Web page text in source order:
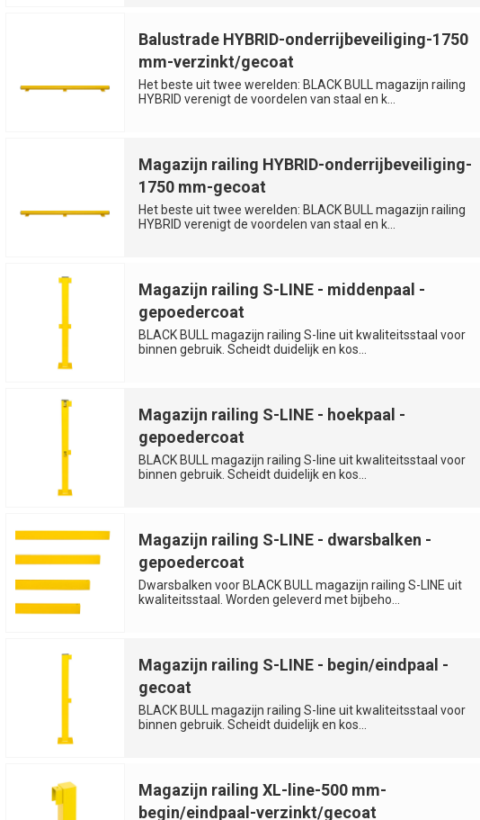
Balustrade HYBRID-onderrijbeveiliging-1750
mm-verzinkt/gecoat
Het beste uit twee werelden: BLACK BULL magazijn railing
HYBRID verenigt de voordelen van staal en k...
Magazijn railing HYBRID-onderrijbeveiliging-
1750 mm-gecoat
Het beste uit twee werelden: BLACK BULL magazijn railing
HYBRID verenigt de voordelen van staal en k...
Magazijn railing S-LINE - middenpaal -
gepoedercoat
BLACK BULL magazijn railing S-line uit kwaliteitsstaal voor
binnen gebruik. Scheidt duidelijk en kos...
Magazijn railing S-LINE - hoekpaal -
gepoedercoat
BLACK BULL magazijn railing S-line uit kwaliteitsstaal voor
binnen gebruik. Scheidt duidelijk en kos...
Magazijn railing S-LINE - dwarsbalken -
gepoedercoat
Dwarsbalken voor BLACK BULL magazijn railing S-LINE uit
kwaliteitsstaal. Worden geleverd met bijbeho...
Magazijn railing S-LINE - begin/eindpaal -
gecoat
BLACK BULL magazijn railing S-line uit kwaliteitsstaal voor
binnen gebruik. Scheidt duidelijk en kos...
Magazijn railing XL-line-500 mm-
begin/eindpaal-verzinkt/gecoat